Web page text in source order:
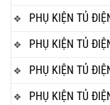
PHỤ KIỆN TỦ
PHỤ KIỆN TỦ
PHỤ KIỆN TỦ
PHỤ KIỆN TỦ